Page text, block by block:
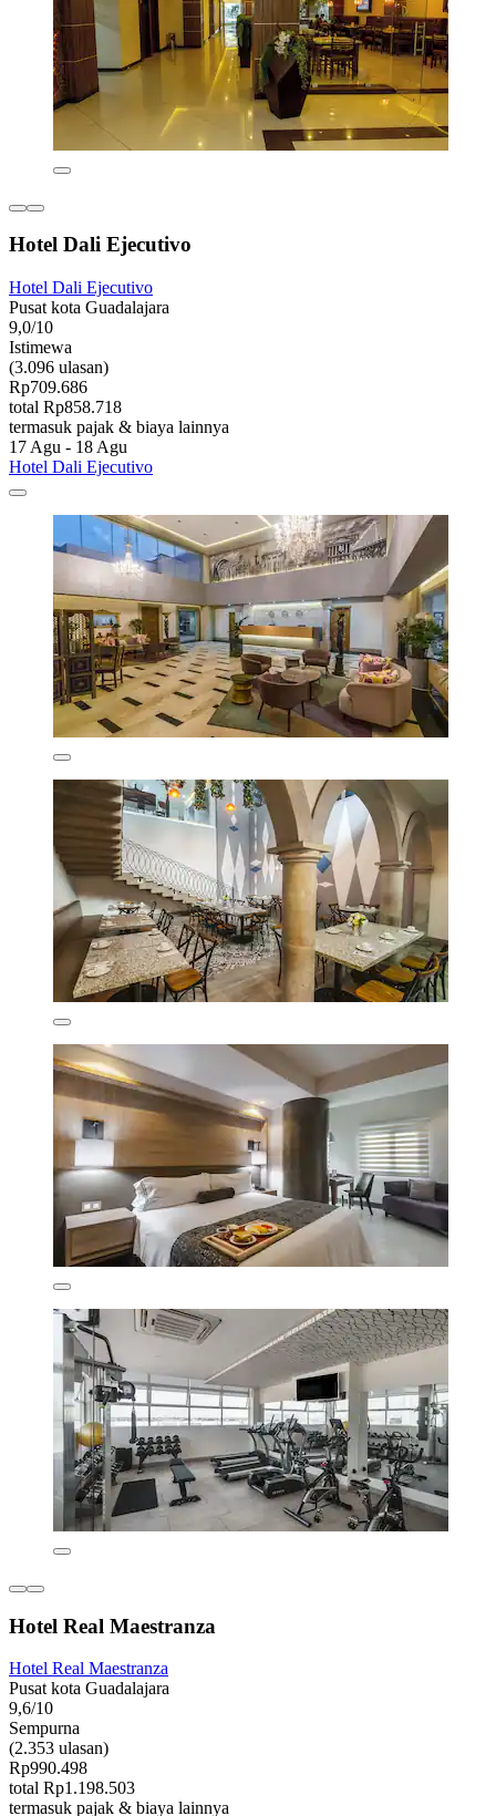
Hotel Dali Ejecutivo
Hotel Dali Ejecutivo
Pusat kota Guadalajara
9,0/10
Istimewa
(3.096 ulasan)
Rp709.686
total Rp858.718
termasuk pajak & biaya lainnya
17 Agu - 18 Agu
Hotel Dali Ejecutivo
Hotel Real Maestranza
Hotel Real Maestranza
Pusat kota Guadalajara
9,6/10
Sempurna
(2.353 ulasan)
Rp990.498
total Rp1.198.503
termasuk pajak & biaya lainnya